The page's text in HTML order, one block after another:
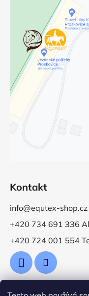
Kontakt
info@equtex-shop.cz
+420 734 691 336
+420 724 001 554